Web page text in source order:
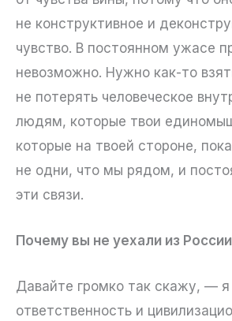
не конструктивное и
чувство. В постоянном ужасе
невозможно. Нужно как-то
не потерять человеческое
людям, которые твои
которые на твоей стороне,
не одни, что мы рядом, и
эти связи.
Почему вы не уехали из
Давайте громко так скажу, —
ответственность и